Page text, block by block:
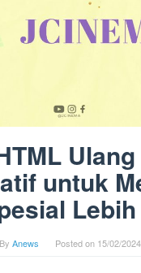
untuk
By Anews Posted on 15/02/2024